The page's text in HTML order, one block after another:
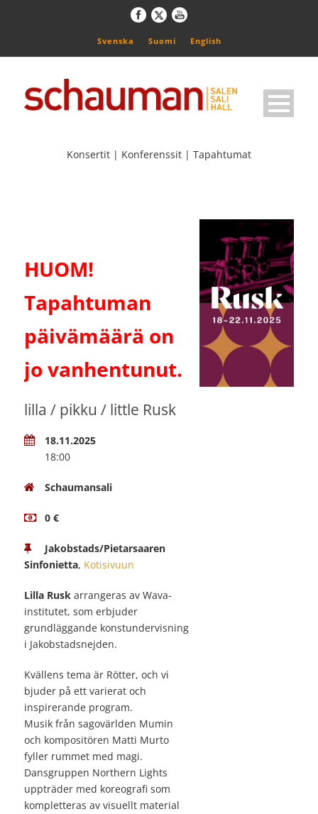
Svenska Suomi English
Konsertit | Konferenssit | Tapahtumat
HUOM!
Tapahtuman
päivämäärä on
jo vanhentunut.
lilla / pikku / little Rusk
18.11.2025
18:00
Schaumansali
0 €
Jakobstads/Pietarsaaren
Sinfonietta, Kotisivuun
Lilla Rusk arrangeras av Wava-
institutet, som erbjuder
grundläggande konstundervisning
i Jakobstadsnejden.
Kvällens tema är Rötter, och vi
bjuder på ett varierat och
inspirerande program.
Musik från sagovärlden Mumin
och kompositören Matti Murto
fyller rummet med magi.
Dansgruppen Northern Lights
uppträder med koreografi som
kompletteras av visuellt material